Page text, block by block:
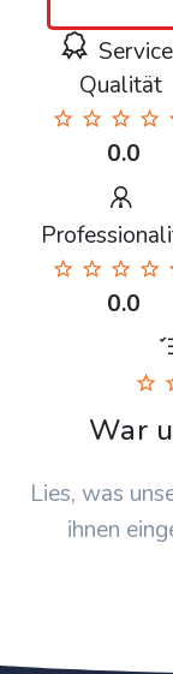
Qualität
0.0
0.0
War
Lies, was
ihnen